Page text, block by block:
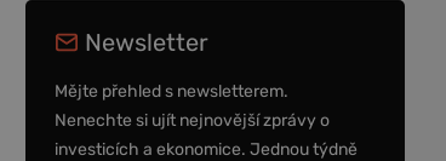
Newsletter
Mějte přehled s newsletterem.
Nenechte si ujít nejnovější zprávy o
investicích a ekonomice. Jednou týdně